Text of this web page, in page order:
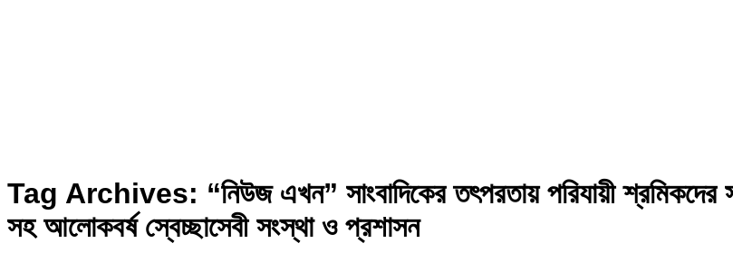
Tag Archives: “নিউজ এখন” সাংবাদিকের তৎপরতায় পরিযায়ী
সহ আলোকবর্ষ স্বেচ্ছাসেবী সংস্থা ও প্রশাসন